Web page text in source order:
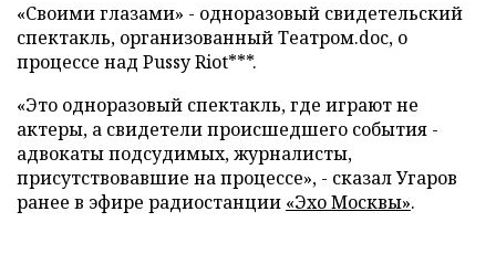
«Своими глазами» - одноразовый свидетельский
спектакль, организованный Театром.doc, о
процессе над Pussy Riot***.
«Это одноразовый спектакль, где играют не
актеры, а свидетели происшедшего события -
адвокаты подсудимых, журналисты,
присутствовавшие на процессе», - сказал Угаров
ранее в эфире радиостанции «Эхо Москвы».